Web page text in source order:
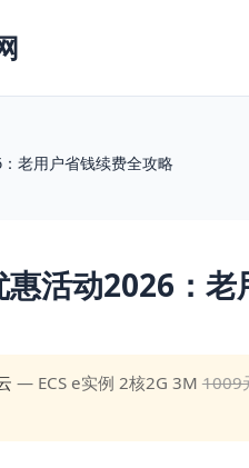
老用户省钱续费全攻略
活动2026：
— ECS e实例 2核2G 3M 1009